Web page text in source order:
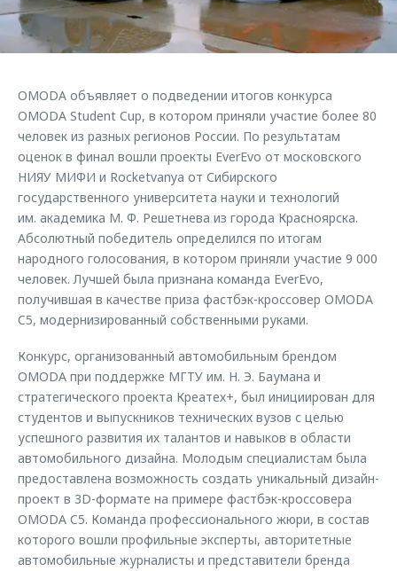
Страхование
Кредитный калькулятор
Одежда и сувениры
Оригинальные аксессуары
Запчасти
Трейд-ин
Калькулятор трейд-ин
Дополнительная техническая поддержка
Руководства по эксплуатации
O&J Автоклуб
Клуб владельцев OMODA
Приложение O&J
Аксессуары
Одежда и сувениры
Оригинальные аксессуары
Запчасти
Обратная связь
OMODA объявляет о подведении итогов конкурса
OMODA Student Cup, в котором приняли участие более 80
человек из разных регионов России. По результатам
оценок в финал вошли проекты EverEvo от московского
НИЯУ МИФИ и Rocketvanya от Сибирского
государственного университета науки и технологий
им. академика М. Ф. Решетнева из города Красноярска.
Абсолютный победитель определился по итогам
народного голосования, в котором приняли участие 9 000
человек. Лучшей была признана команда EverEvo,
получившая в качестве приза фастбэк-кроссовер OMODA
C5, модернизированный собственными руками.
Конкурс, организованный автомобильным брендом
OMODA при поддержке МГТУ им. Н. Э. Баумана и
стратегического проекта Креатех+, был инициирован для
студентов и выпускников технических вузов с целью
успешного развития их талантов и навыков в области
автомобильного дизайна. Молодым специалистам была
предоставлена возможность создать уникальный дизайн-
проект в 3D-формате на примере фастбэк-кроссовера
OMODA C5. Команда профессионального жюри, в состав
которого вошли профильные эксперты, авторитетные
автомобильные журналисты и представители бренда